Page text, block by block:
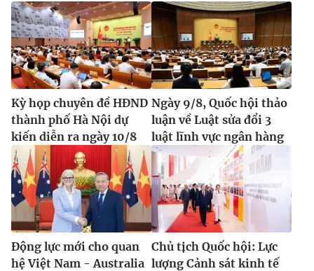
Kỳ họp chuyên đề HĐND
thành phố Hà Nội dự
kiến diễn ra ngày 10/8
Ngày 9/8, Quốc hội thảo
luận về Luật sửa đổi 3
luật lĩnh vực ngân hàng
Động lực mới cho quan
hệ Việt Nam - Australia
Chủ tịch Quốc hội: Lực
lượng Cảnh sát kinh tế